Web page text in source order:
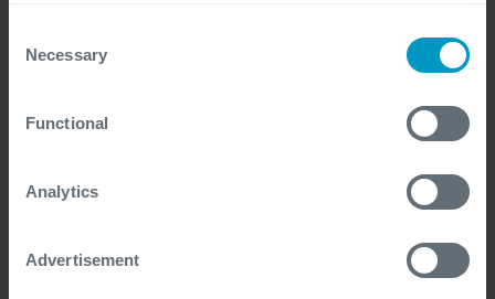
you disable certain cookies, you should be aware that
certain website or application elements may be impacted
and interfere with your experience of the website and the
services we are able to offer.
Selection
Necessary
Functional
Analytics
Advertisement
.
Der Schadensfall ist der